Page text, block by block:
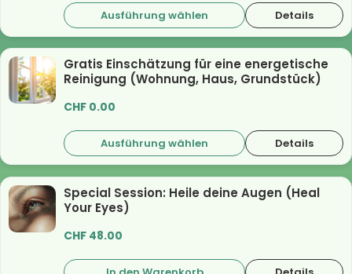
Ausführung wählen Details
Gratis Einschätzung für eine energetische
Reinigung (Wohnung, Haus, Grundstück)
CHF 0.00
Ausführung wählen Details
Special Session: Heile deine Augen (Heal
Your Eyes)
CHF 48.00